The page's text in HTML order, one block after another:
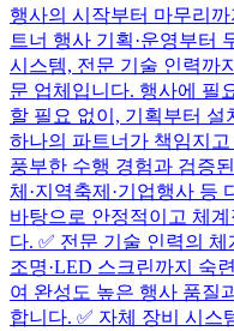
행사의 시작부터 마무리
트너 행사 기획·운영부터
시스템, 전문 기술 인력까
문 업체입니다. 행사에 필
할 필요 없이, 기획부터 설
하나의 파트너가 책임지
풍부한 수행 경험과 검증
체·지역축제·기업행사 등
바탕으로 안정적이고 체
다. ✅ 전문 기술 인력의
조명·LED 스크린까지 숙
여 완성도 높은 행사 품질
합니다. ✅ 자체 장비 시스